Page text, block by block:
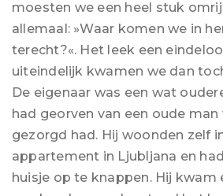
moesten we een heel stuk
allemaal: »Waar komen we in
terecht?«. Het leek een
uiteindelijk kwamen we dan
De eigenaar was een wat
had georven van een oude man
gezorgd had. Hij woonden zelf
appartement in Ljubljana en
huisje op te knappen. Hij kwam